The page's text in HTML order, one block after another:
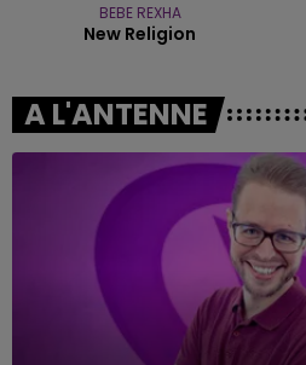
BEBE REXHA
New Religion
A L'ANTENNE